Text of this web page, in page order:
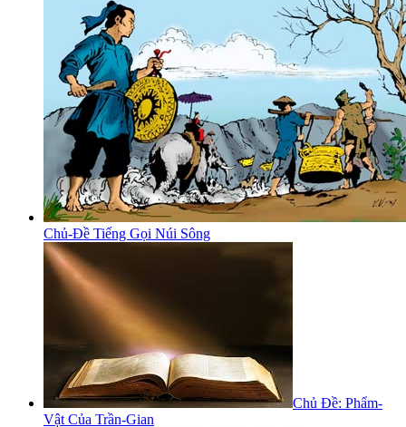
Chủ-Đề Tiếng Gọi Núi Sông
Chủ Đề: Phẩm-
Vật Của Trần-Gian